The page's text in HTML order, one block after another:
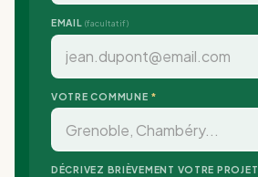
EMAIL(facultatif)
VOTRE COMMUNE *
DÉCRIVEZ BRIÈVEMENT VOTRE PROJET